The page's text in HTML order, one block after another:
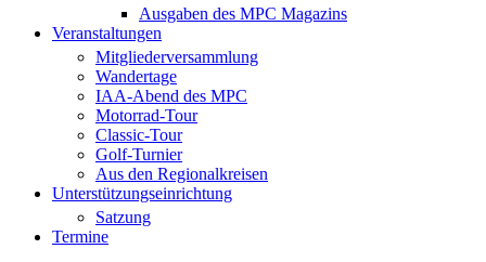
Ausgaben des MPC Magazins
Veranstaltungen
Mitgliederversammlung
Wandertage
IAA-Abend des MPC
Motorrad-Tour
Classic-Tour
Golf-Turnier
Aus den Regionalkreisen
Unterstützungseinrichtung
Satzung
Termine